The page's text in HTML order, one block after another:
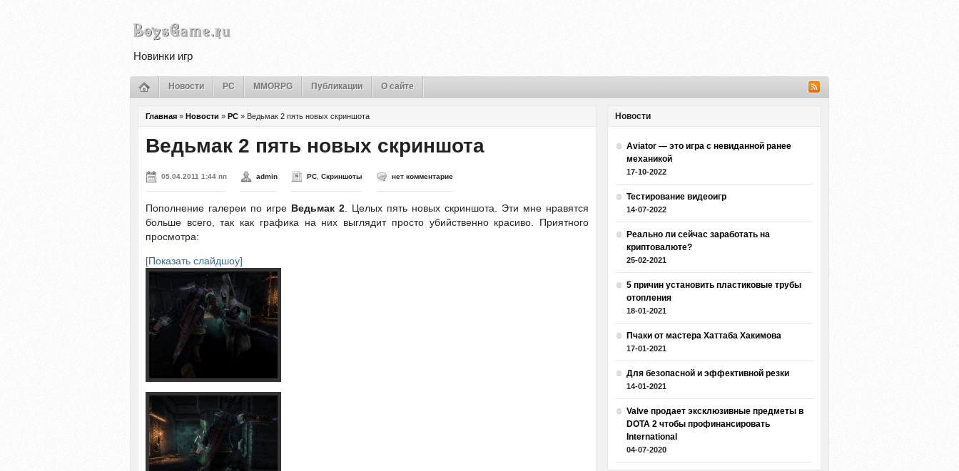
Новинки игр
Новости PC MMORPG Публикации О сайте
Главная » Новости » PC » Ведьмак 2 пять новых скриншота
Ведьмак 2 пять новых скриншота
05.04.2011 1:44 пп admin PC Скриншоты нет комментарие
Пополнение галереи по игре Ведьмак 2 . Целых пять новых скриншота. Эти мне нравятся
больше всего, так как графика на них выглядит просто убийственно красиво. Приятного
просмотра:
[Показать слайдшоу]
Новости
Aviator — это игра с невиданной ранее
механикой
17-10-2022
Тестирование видеоигр
14-07-2022
Реально ли сейчас заработать на
криптовалюте?
25-02-2021
5 причин установить пластиковые трубы
отопления
18-01-2021
Пчаки от мастера Хаттаба Хакимова
17-01-2021
Для безопасной и эффективной резки
14-01-2021
Valve продает эксклюзивные предметы в
DOTA 2 чтобы профинансировать
International
04-07-2020